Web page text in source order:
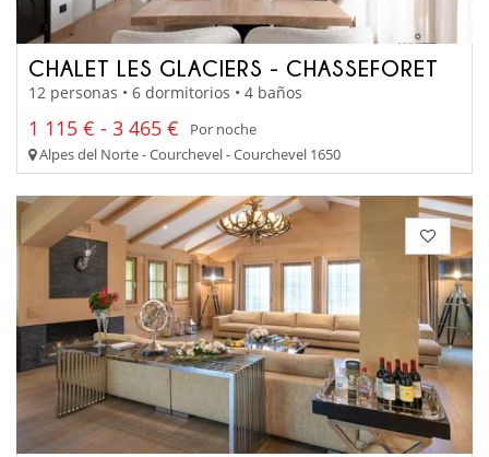
CHALET LES GLACIERS - CHASSEFORET
12 personas • 6 dormitorios • 4 baños
1 115 € - 3 465 €
Por noche
Alpes del Norte - Courchevel - Courchevel 1650